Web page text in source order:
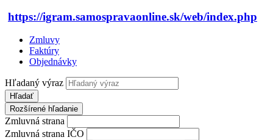
https://igram.samospravaonline.sk/web/index.php
Zmluvy
Faktúry
Objednávky
Hľadaný výraz
Hľadať
Rozšírené hľadanie
Zmluvná strana
Zmluvná strana IČO